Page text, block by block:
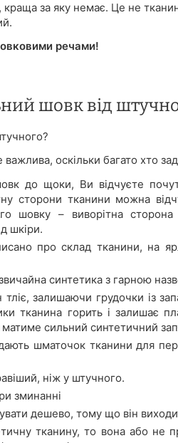
краща за яку немає. Це не
речами!
шовк від
оскільки багато хто
до щоки, Ви відчуєте
сторони тканини можна
шовку – виворітна
шкіри.
про склад тканини, на
синтетика з гарною
залишаючи грудочки із
тканина горить і залишає
сильний синтетичний
шматочок тканини для
ніж у штучного.
зминанні
дешево, тому що він
тканину, то вона або не